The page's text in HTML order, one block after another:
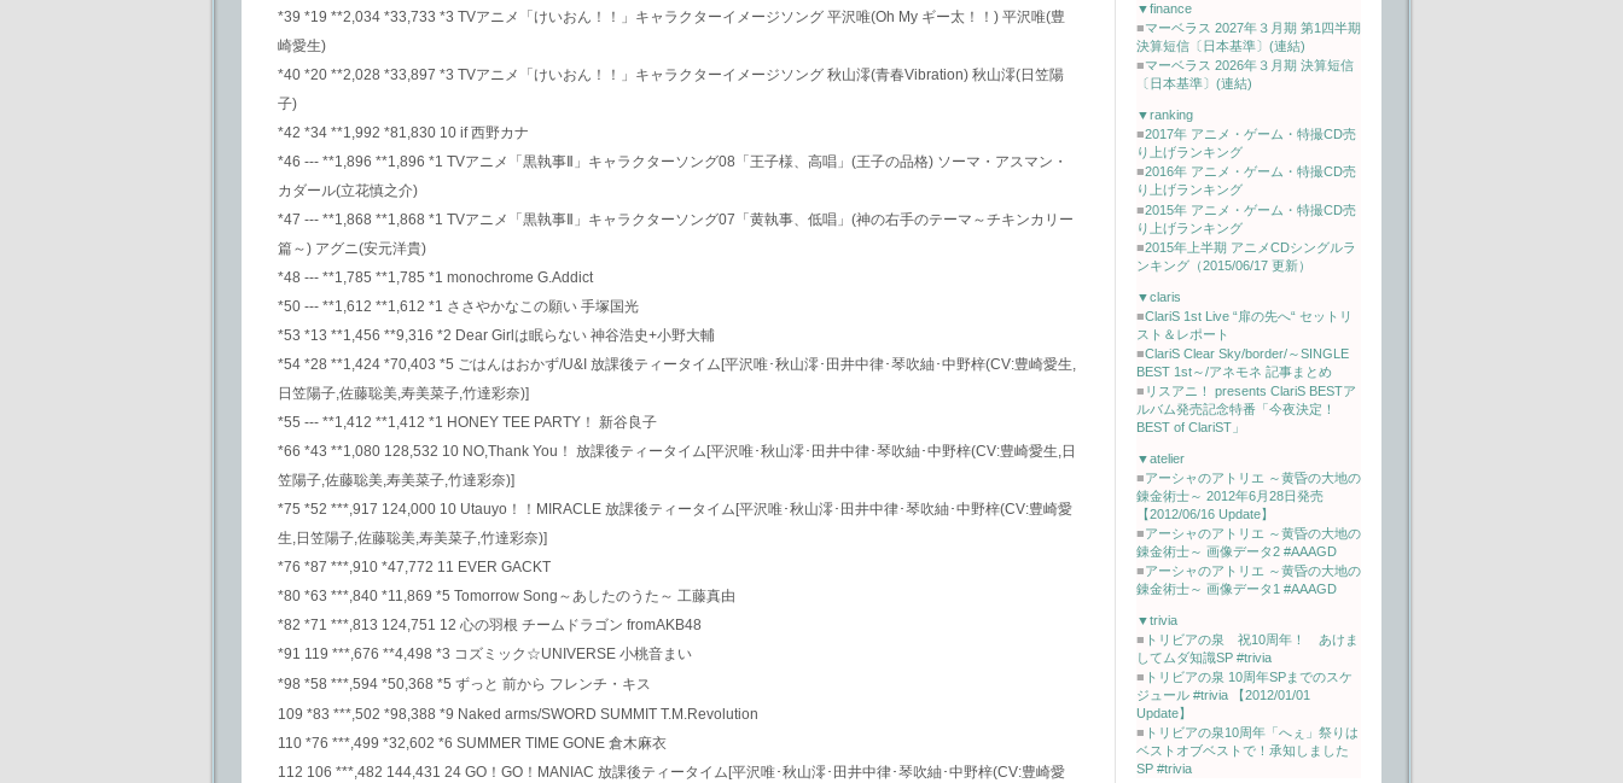
*39 *19 **2,034 *33,733 *3 TVアニメ「けいおん！！」キャラクターイメージソング 平沢唯(Oh My ギー太！！) 平沢唯(豊
崎愛生)
*40 *20 **2,028 *33,897 *3 TVアニメ「けいおん！！」キャラクターイメージソング 秋山澪(青春Vibration) 秋山澪(日笠陽
子)
*42 *34 **1,992 *81,830 10 if 西野カナ
*46 --- **1,896 **1,896 *1 TVアニメ「黒執事Ⅱ」キャラクターソング08「王子様、高唱」(王子の品格) ソーマ・アスマン・
カダール(立花慎之介)
*47 --- **1,868 **1,868 *1 TVアニメ「黒執事Ⅱ」キャラクターソング07「黄執事、低唱」(神の右手のテーマ～チキンカリー
篇～) アグニ(安元洋貴)
*48 --- **1,785 **1,785 *1 monochrome G.Addict
*50 --- **1,612 **1,612 *1 ささやかなこの願い 手塚国光
*53 *13 **1,456 **9,316 *2 Dear Girlは眠らない 神谷浩史+小野大輔
*54 *28 **1,424 *70,403 *5 ごはんはおかず/U&I 放課後ティータイム[平沢唯･秋山澪･田井中律･琴吹紬･中野梓(CV:豊崎愛生,
日笠陽子,佐藤聡美,寿美菜子,竹達彩奈)]
*55 --- **1,412 **1,412 *1 HONEY TEE PARTY！ 新谷良子
*66 *43 **1,080 128,532 10 NO,Thank You！ 放課後ティータイム[平沢唯･秋山澪･田井中律･琴吹紬･中野梓(CV:豊崎愛生,日
笠陽子,佐藤聡美,寿美菜子,竹達彩奈)]
*75 *52 ***,917 124,000 10 Utauyo！！MIRACLE 放課後ティータイム[平沢唯･秋山澪･田井中律･琴吹紬･中野梓(CV:豊崎愛
生,日笠陽子,佐藤聡美,寿美菜子,竹達彩奈)]
*76 *87 ***,910 *47,772 11 EVER GACKT
*80 *63 ***,840 *11,869 *5 Tomorrow Song～あしたのうた～ 工藤真由
*82 *71 ***,813 124,751 12 心の羽根 チームドラゴン fromAKB48
*91 119 ***,676 **4,498 *3 コズミック☆UNIVERSE 小桃音まい
*98 *58 ***,594 *50,368 *5 ずっと 前から フレンチ・キス
109 *83 ***,502 *98,388 *9 Naked arms/SWORD SUMMIT T.M.Revolution
110 *76 ***,499 *32,602 *6 SUMMER TIME GONE 倉木麻衣
112 106 ***,482 144,431 24 GO！GO！MANIAC 放課後ティータイム[平沢唯･秋山澪･田井中律･琴吹紬･中野梓(CV:豊崎愛
▼finance
■マーベラス 2027年３月期 第1四半期
決算短信〔日本基準〕(連結)
■マーベラス 2026年３月期 決算短信
〔日本基準〕(連結)
▼ranking
■2017年 アニメ・ゲーム・特撮CD売
り上げランキング
■2016年 アニメ・ゲーム・特撮CD売
り上げランキング
■2015年 アニメ・ゲーム・特撮CD売
り上げランキング
■2015年上半期 アニメCDシングルラ
ンキング（2015/06/17 更新）
▼claris
■ClariS 1st Live “扉の先へ“ セットリ
スト＆レポート
■ClariS Clear Sky/border/～SINGLE
BEST 1st～/アネモネ 記事まとめ
■ リスアニ！ presents ClariS BESTア
ルバム発売記念特番「今夜決定！
BEST of ClariST」
▼atelier
■アーシャのアトリエ ～黄昏の大地の
錬金術士～ 2012年6月28日発売
【2012/06/16 Update】
■アーシャのアトリエ ～黄昏の大地の
錬金術士～ 画像データ2 #AAAGD
■アーシャのアトリエ ～黄昏の大地の
錬金術士～ 画像データ1 #AAAGD
▼trivia
■ トリビアの泉 祝10周年！ あけま
してムダ知識SP #trivia
■ トリビアの泉 10周年SPまでのスケ
ジュール #trivia 【2012/01/01
Update】
■ トリビアの泉10周年「へぇ」祭りは
ベストオブベストで！承知しました
SP #trivia